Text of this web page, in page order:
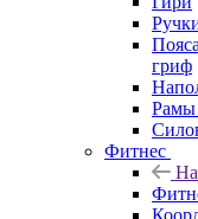
гриф
Рамы
Фитнес